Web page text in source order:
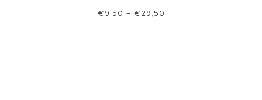
€ 9,50 – € 29,50